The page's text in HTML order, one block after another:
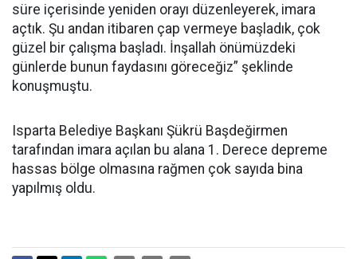
süre içerisinde yeniden orayı düzenleyerek, imara
açtık. Şu andan itibaren çap vermeye başladık, çok
güzel bir çalışma başladı. İnşallah önümüzdeki
günlerde bunun faydasını göreceğiz” şeklinde
konuşmuştu.
Isparta Belediye Başkanı Şükrü Başdeğirmen
tarafından imara açılan bu alana 1. Derece depreme
hassas bölge olmasına rağmen çok sayıda bina
yapılmış oldu.